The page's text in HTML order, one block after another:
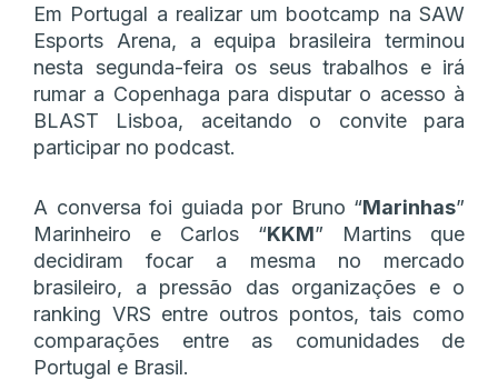
Em Portugal a realizar um bootcamp na SAW
Esports Arena, a equipa brasileira terminou
nesta segunda-feira os seus trabalhos e irá
rumar a Copenhaga para disputar o acesso à
BLAST Lisboa, aceitando o convite para
participar no podcast.
A conversa foi guiada por Bruno “Marinhas”
Marinheiro e Carlos “KKM” Martins que
decidiram focar a mesma no mercado
brasileiro, a pressão das organizações e o
ranking VRS entre outros pontos, tais como
comparações entre as comunidades de
Portugal e Brasil.